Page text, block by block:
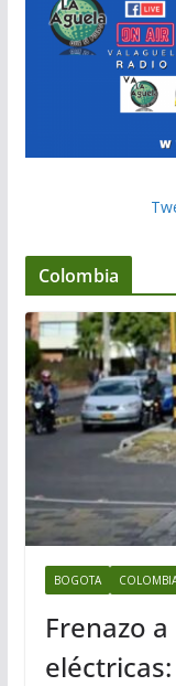
Colombia
BOGOTA
Frenazo